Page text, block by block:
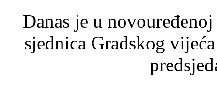
Danas je u
sjednica Gradskog